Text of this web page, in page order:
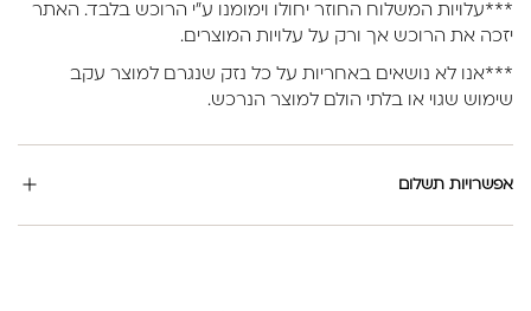
***עלויות המשלוח החוזר יחולו וימומנו ע”י הרוכש בלבד. האתר
יזכה את הרוכש אך ורק על עלויות המוצרים.
***אנו לא נושאים באחריות על כל נזק שנגרם למוצר עקב
שימוש שגוי או בלתי הולם למוצר הנרכש.
אפשרויות תשלום